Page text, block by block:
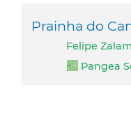
Prainha do
Felipe
Pangea